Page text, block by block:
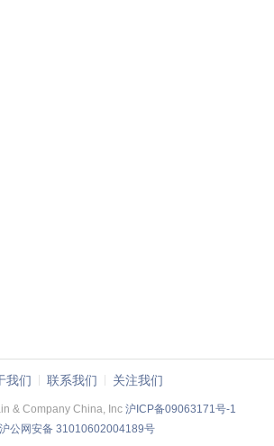
我们 联系我们 关注我们
& Company China, Inc沪ICP备09063171号-1
沪公网安备 31010602004189号